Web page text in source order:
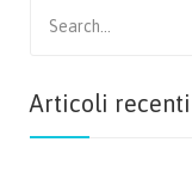
for:
Articoli recenti